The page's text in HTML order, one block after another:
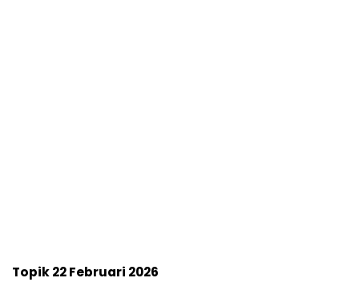
Topik22 Februari 2026